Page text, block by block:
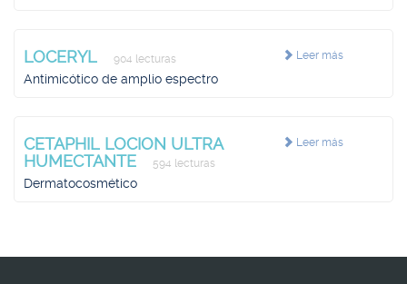
Leer más
LOCERYL 904 lecturas
Antimicótico de amplio espectro
Leer más
CETAPHIL LOCION ULTRA
HUMECTANTE
594 lecturas
Dermatocosmético